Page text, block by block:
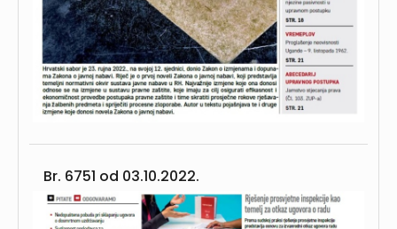
Br. 6751 od 03.10.2022.